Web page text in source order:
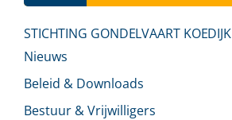
STICHTING GONDELVAART KOEDIJK
Nieuws
Beleid & Downloads
Bestuur & Vrijwilligers